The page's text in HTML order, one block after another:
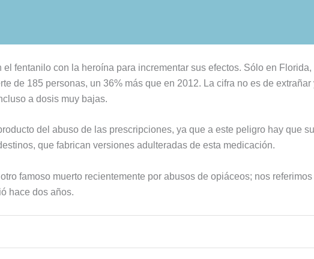
fentanilo con la heroína para incrementar sus efectos. Sólo en Florida,
de 185 personas, un 36% más que en 2012. La cifra no es de extrañar
a dosis muy bajas.
del abuso de las prescripciones, ya que a este peligro hay que
que fabrican versiones adulteradas de esta medicación.
famoso muerto recientemente por abusos de opiáceos; nos
hace dos años.